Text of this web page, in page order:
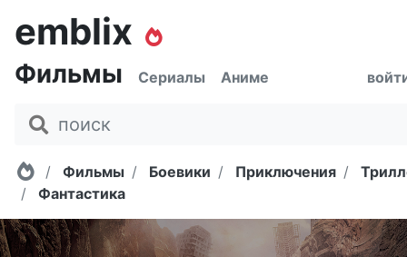
emblix
Фильмы Сериалы Аниме
Главная
Фильмы Боевики Приключения
Фантастика